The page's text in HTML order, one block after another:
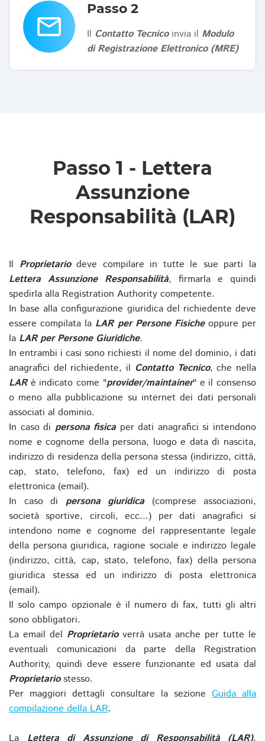
email
Passo 2
Il Contatto Tecnicoinvia il Modulo
di Registrazione Elettronico (MRE)
Passo 1 - Lettera
Assunzione
Responsabilità (LAR)
Il Proprietariodeve compilare in tutte le sue parti la
Lettera Assunzione Responsabilità, firmarla e quindi
spedirla alla Registration Authority competente.
In base alla configurazione giuridica del richiedente deve
essere compilata la LAR per Persone Fisicheoppure per
la LAR per Persone Giuridiche.
In entrambi i casi sono richiesti il nome del dominio, i dati
anagrafici del richiedente, il Contatto Tecnico, che nella
LARè indicato come "provider/maintainer" e il consenso
o meno alla pubblicazione su internet dei dati personali
associati al dominio.
In caso di persona fisicaper dati anagrafici si intendono
nome e cognome della persona, luogo e data di nascita,
indirizzo di residenza della persona stessa (indirizzo, città,
cap, stato, telefono, fax) ed un indirizzo di posta
elettronica (email).
In caso di persona giuridica(comprese associazioni,
società sportive, circoli, ecc...) per dati anagrafici si
intendono nome e cognome del rappresentante legale
della persona giuridica, ragione sociale e indirizzo legale
(indirizzo, città, cap, stato, telefono, fax) della persona
giuridica stessa ed un indirizzo di posta elettronica
(email).
Il solo campo opzionale è il numero di fax, tutti gli altri
sono obbligatori.
La email del Proprietarioverrà usata anche per tutte le
eventuali comunicazioni da parte della Registration
Authority, quindi deve essere funzionante ed usata dal
Proprietariostesso.
Per maggiori dettagli consultare la sezione Guida alla
compilazione della LAR.